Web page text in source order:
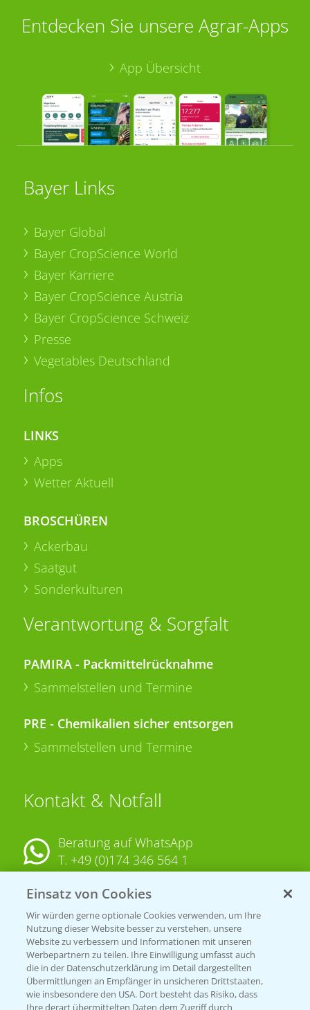
Entdecken Sie unsere Agrar-Apps
App Übersicht
Bayer Links
Bayer Global
Bayer CropScience World
Bayer Karriere
Bayer CropScience Austria
Bayer CropScience Schweiz
Presse
Vegetables Deutschland
Infos
LINKS
Apps
Wetter Aktuell
BROSCHÜREN
Ackerbau
Saatgut
Sonderkulturen
Verantwortung & Sorgfalt
PAMIRA - Packmittelrücknahme
Sammelstellen und Termine
PRE - Chemikalien sicher entsorgen
Sammelstellen und Termine
Kontakt & Notfall
Beratung auf WhatsApp
T. +49 (0)174 346 564 1
KONTAKT
Hilfe in Notfällen
T.+49 (0)214/30-20220
Einsatz von Cookies
Wir würden gerne optionale Cookies verwenden, um Ihre
Nutzung dieser Website besser zu verstehen, unsere
Website zu verbessern und Informationen mit unseren
Werbepartnern zu teilen. Ihre Einwilligung umfasst auch
die in der Datenschutzerklärung im Detail dargestellten
Übermittlungen an Empfänger in unsicheren Drittstaaten,
wie insbesondere den USA. Dort besteht das Risiko, dass
Ihre derart übermittelten Daten dem Zugriff durch